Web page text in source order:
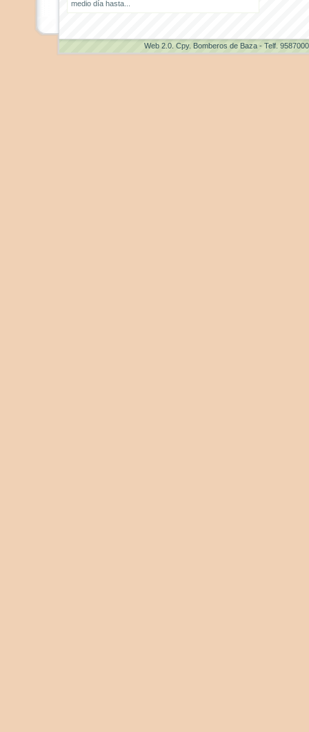
medio día hasta...
Web 2.0 . Cpy. Bomberos de Baza - Telf.